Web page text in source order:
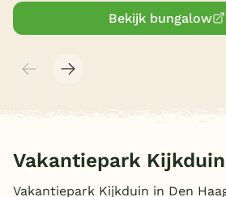
Bekijk bungalow
Vakantiepark Kijkduin
Vakantiepark Kijkduin in Den